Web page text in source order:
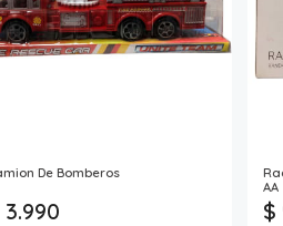
De Bomberos
3.990
AA
$